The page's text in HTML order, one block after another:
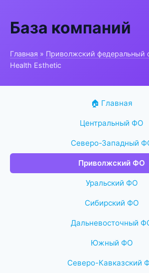
База компаний
Главная » Приволжский федеральный
Health Esthetic
🏠 Главная
Центральный ФО
Северо-Западный
Приволжский ФО
Уральский ФО
Сибирский ФО
Дальневосточный
Южный ФО
Северо-Кавказский